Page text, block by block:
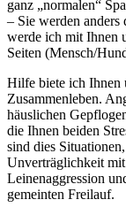
ganz „normalen“
– Sie werden
werde ich mit Ihnen
Seiten (Mensch/
Hilfe biete ich Ihnen
Zusammenleben.
häuslichen
die Ihnen beiden
sind dies
Unverträglichkeit
Leinenaggression
gemeinten Freilauf.